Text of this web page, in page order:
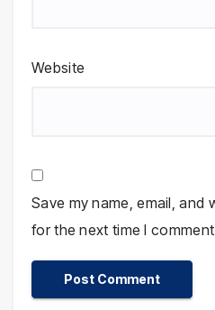
Website
Save my name, email, and
for the next time I